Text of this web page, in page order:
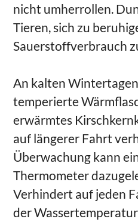
nicht umherrollen.
Tieren, sich zu
Sauerstoffverbrauch
An kalten
temperierte
erwärmtes
auf längerer Fahrt
Überwachung kann
Thermometer
Verhindert auf jeden
der